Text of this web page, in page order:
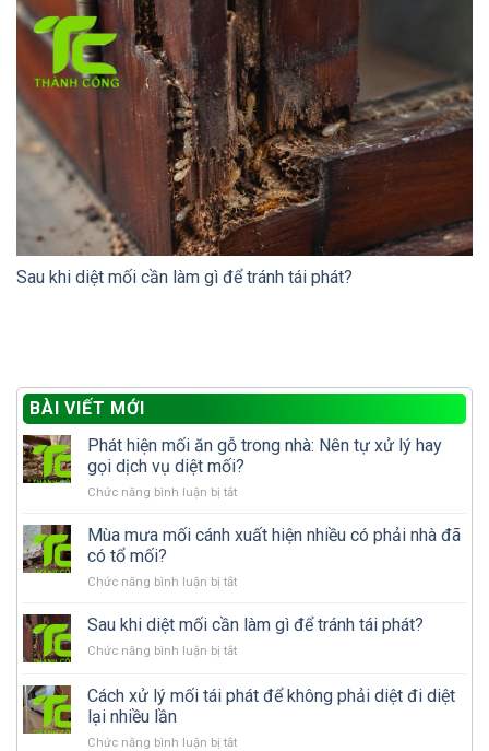
Sau khi diệt mối cần làm gì để tránh tái phát?
BÀI VIẾT MỚI
Phát hiện mối ăn gỗ trong nhà: Nên tự xử lý hay
gọi dịch vụ diệt mối?
Chức năng bình luận bị tắtở
hiện
gỗ
nhà:
tự
lý
Mùa mưa mối cánh xuất hiện nhiều có phải nhà đã
có tổ mối?
Chức năng bình luận bị tắtở
mưa
cánh
hiện
Sau khi diệt mối cần làm gì để tránh tái phát?
Chức năng bình luận bị tắtở
khi
diệt
cần
Cách xử lý mối tái phát để không phải diệt đi diệt
lại nhiều lần
Chức năng bình luận bị tắtở